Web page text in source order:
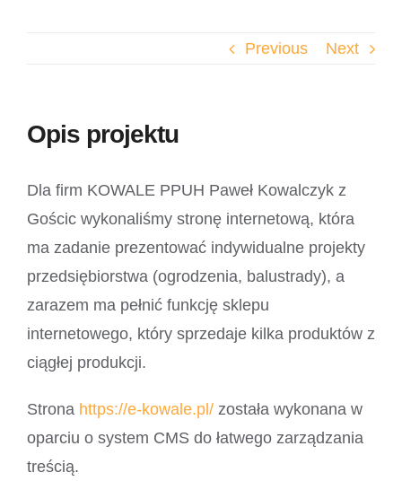
Previous Next
Opis projektu
Dla firm KOWALE PPUH Paweł Kowalczyk z
Gościc wykonaliśmy stronę internetową, która
ma zadanie prezentować indywidualne projekty
przedsiębiorstwa (ogrodzenia, balustrady), a
zarazem ma pełnić funkcję sklepu
internetowego, który sprzedaje kilka produktów z
ciągłej produkcji.
Strona https://e-kowale.pl/ została wykonana w
oparciu o system CMS do łatwego zarządzania
treścią.